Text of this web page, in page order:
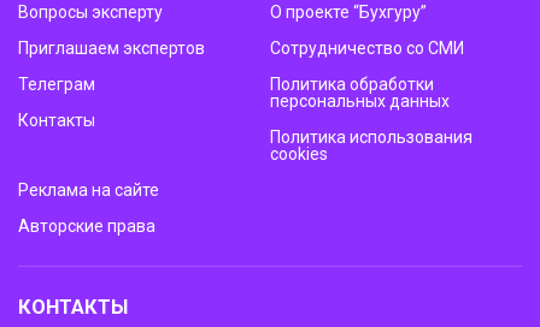
Вопросы эксперту
Приглашаем экспертов
Телеграм
Контакты
О проекте “Бухгуру”
Сотрудничество со СМИ
Политика обработки
персональных данных
Политика использования
cookies
Реклама на сайте
Авторские права
КОНТАКТЫ